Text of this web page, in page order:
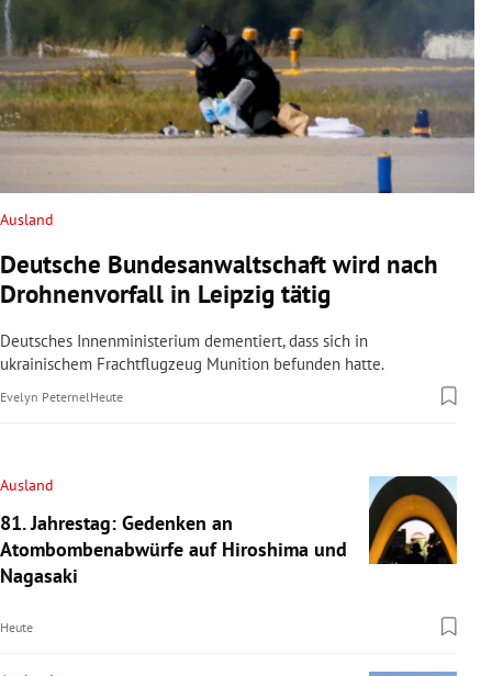
Ausland
Deutsche Bundesanwaltschaft wird nach
Drohnenvorfall in Leipzig tätig
Deutsches Innenministerium dementiert, dass sich in
ukrainischem Frachtflugzeug Munition befunden hatte.
Evelyn Peternel Heute
Ausland
81. Jahrestag: Gedenken an
Atombombenabwürfe auf Hiroshima und
Nagasaki
Heute